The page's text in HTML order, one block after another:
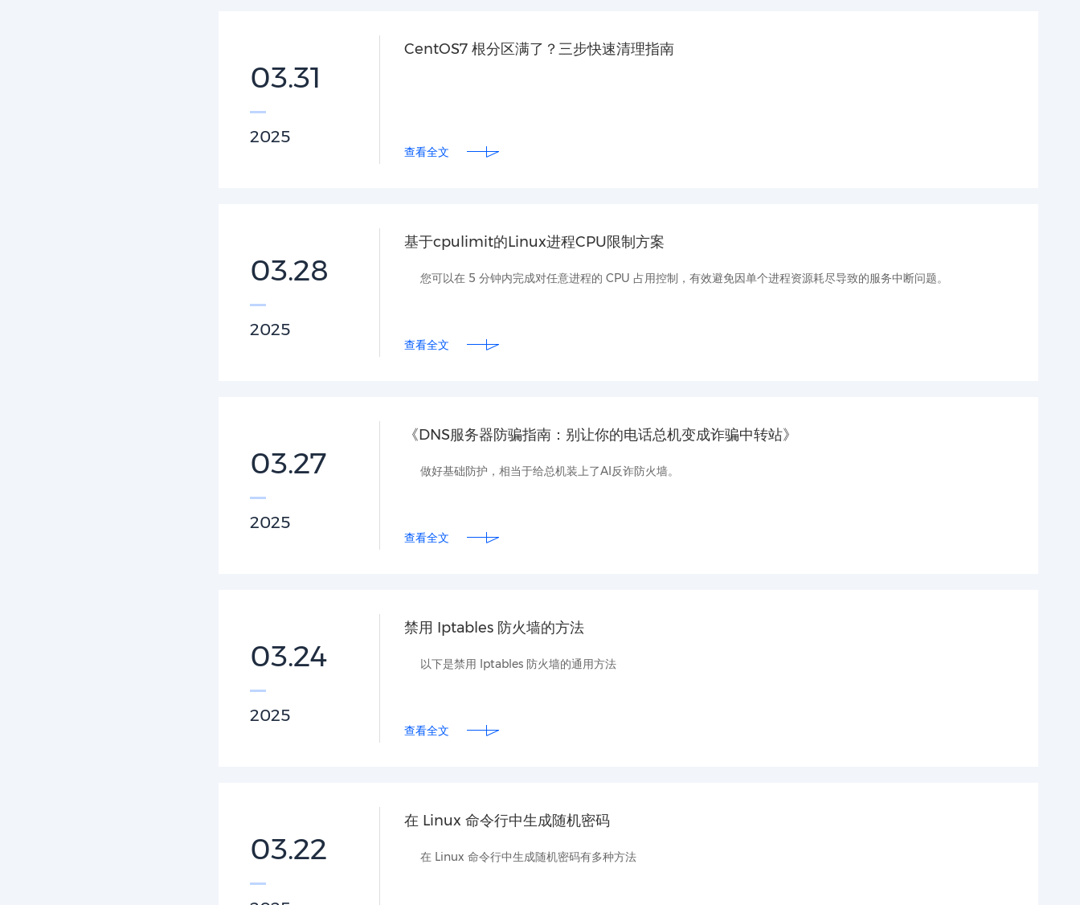
03.31
2025
CentOS7 根分区满了？三步快速清理指南
查看全文
03.28
2025
基于cpulimit的Linux进程CPU限制方案
您可以在 5 分钟内完成对任意进程的 CPU 占用控制，有效避免因单个进程资源耗尽导致的服务中断问题。
查看全文
03.27
2025
《DNS服务器防骗指南：别让你的电话总机变成诈骗中转站》
做好基础防护，相当于给总机装上了AI反诈防火墙。
查看全文
03.24
2025
禁用 Iptables 防火墙的方法
以下是禁用 Iptables 防火墙的通用方法
查看全文
03.22
在 Linux 命令行中生成随机密码
在 Linux 命令行中生成随机密码有多种方法